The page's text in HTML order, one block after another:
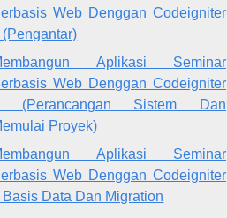
Web Denggan Codeigniter
(Pengantar)
Aplikasi Seminar
Web Denggan Codeigniter
(Perancangan Sistem Dan
Proyek)
Aplikasi Seminar
Web Denggan Codeigniter
Basis Data Dan Migration